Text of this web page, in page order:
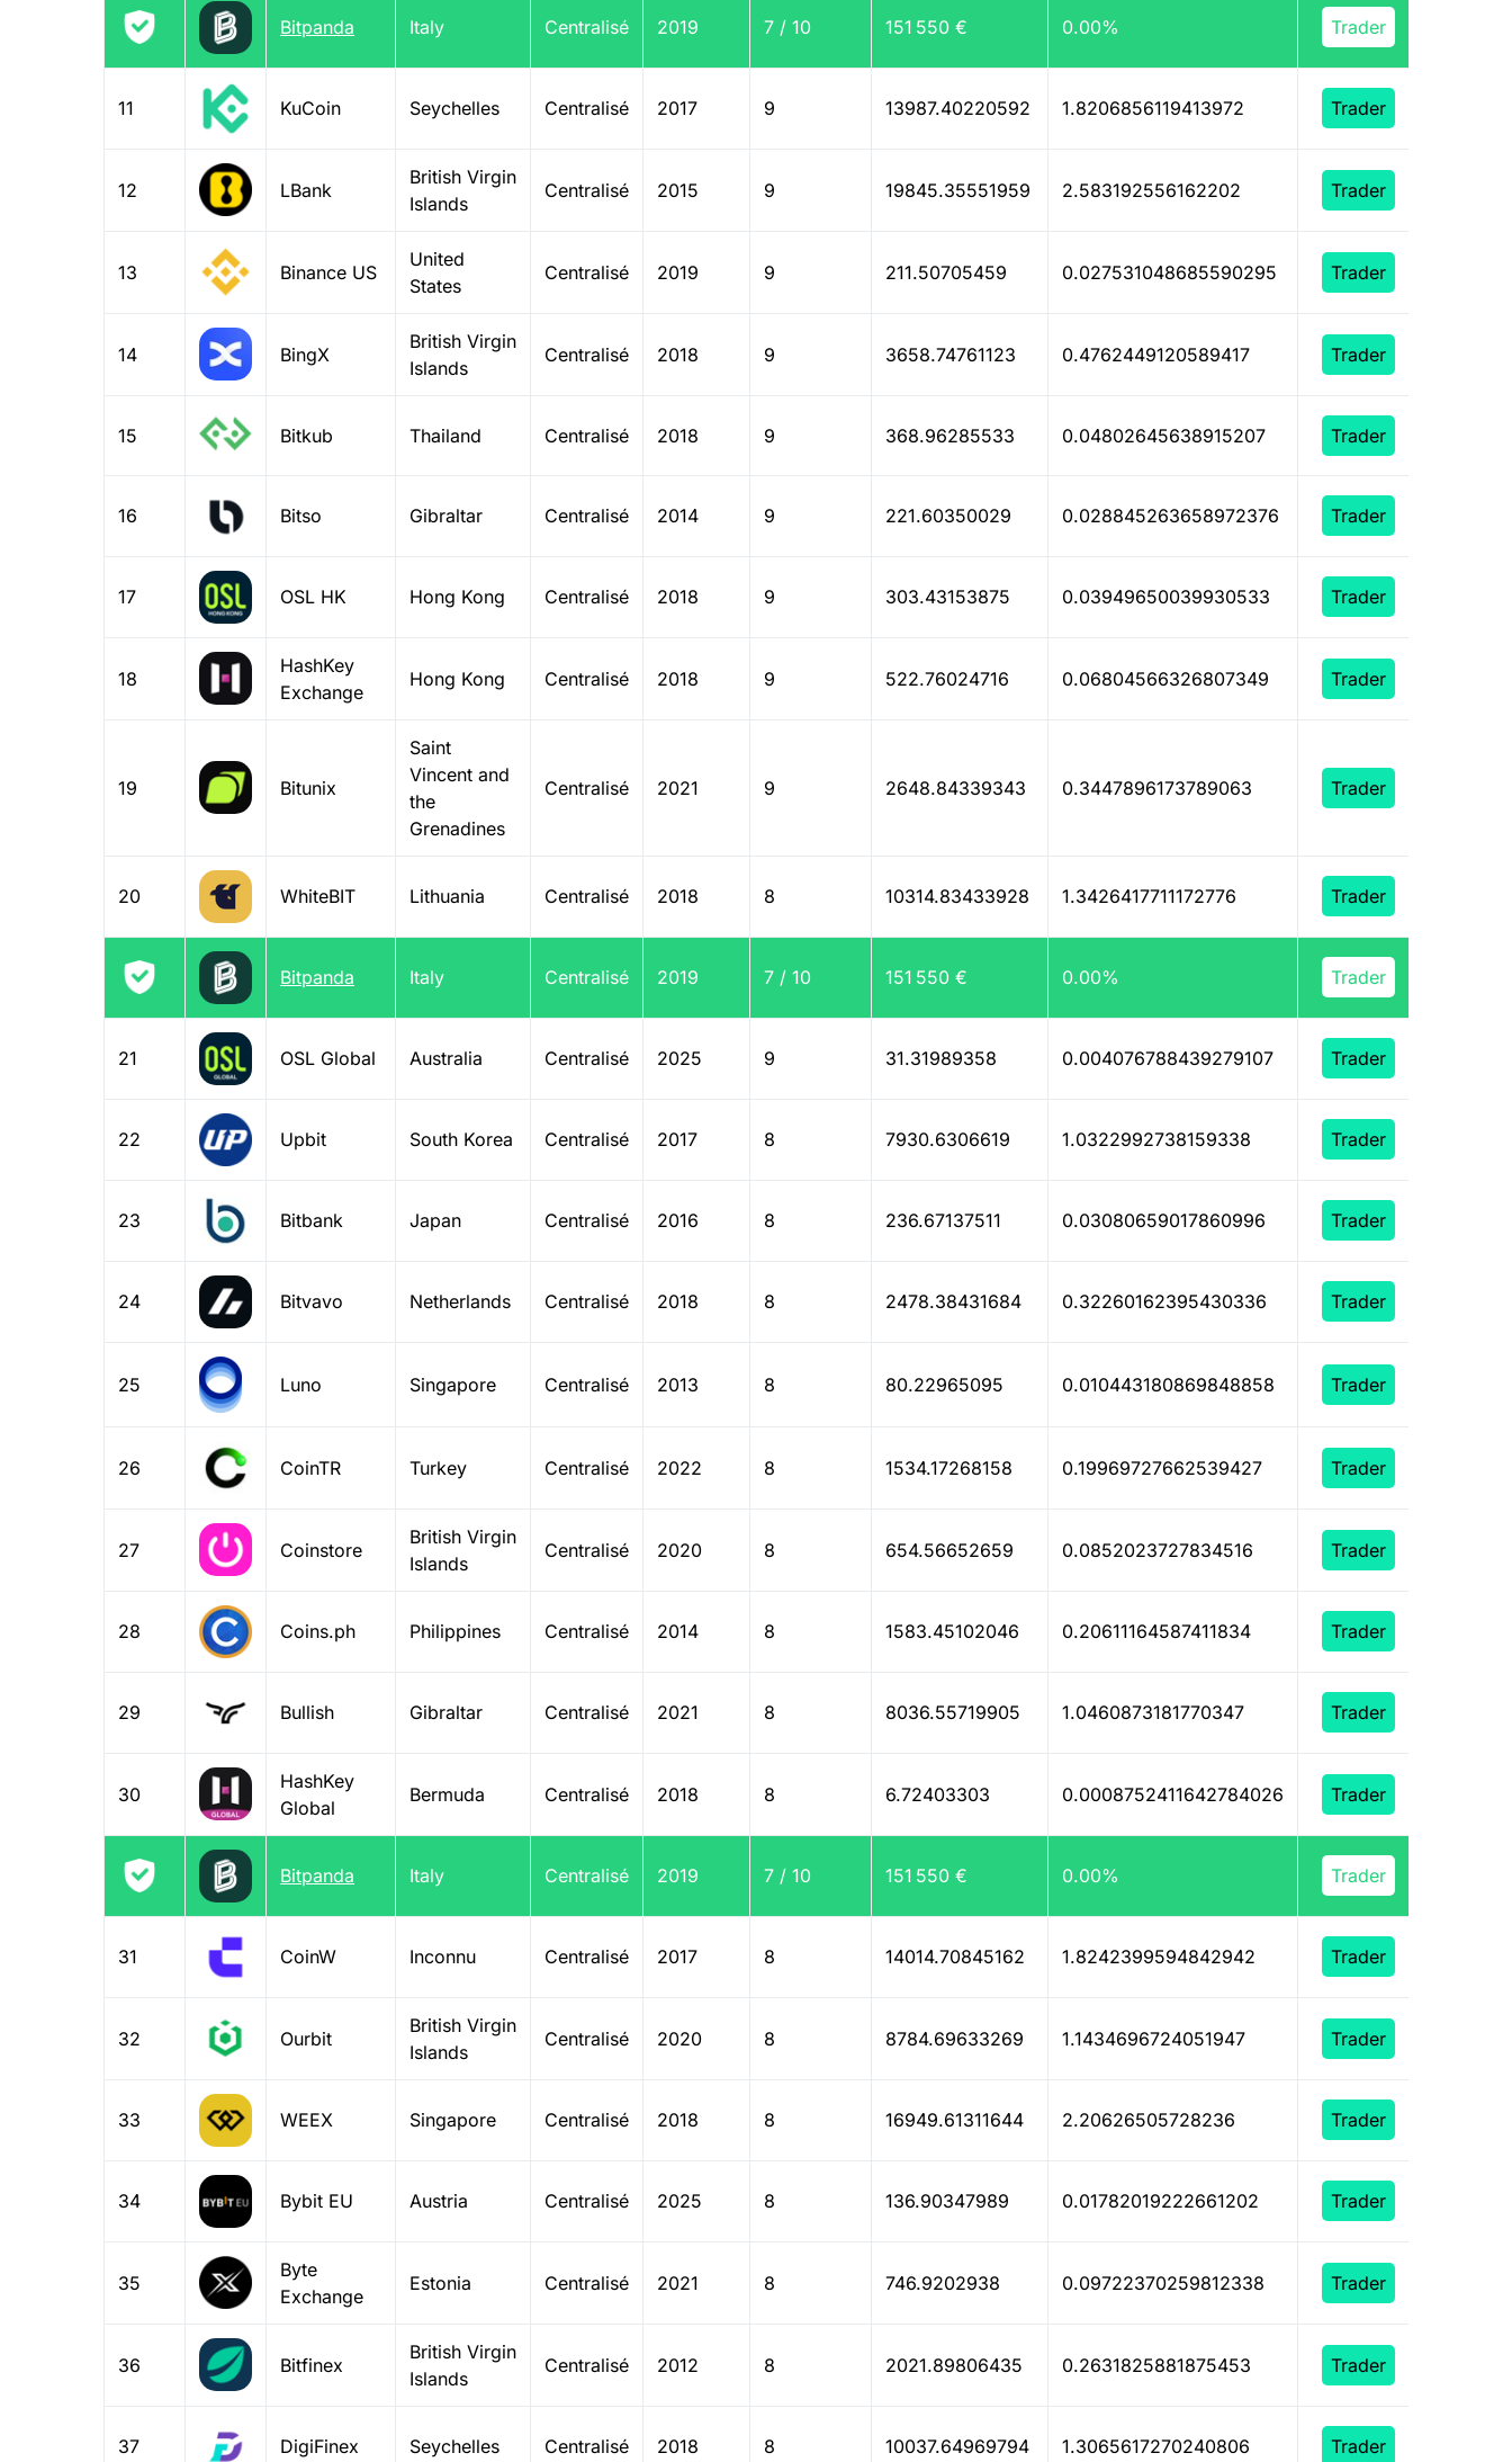
Bitpanda Italy Centralisé 2019 7 / 10 151 550 € 0.00% 309
Trader
11 KuCoin Seychelles Centralisé 2017 9 13987.40220592 1.8206856119413972 Trader
12 LBank
British Virgin
Islands
Centralisé 2015 9 19845.35551959 2.583192556162202 Trader
13 Binance US
United
States
Centralisé 2019 9 211.50705459 0.027531048685590295 Trader
14 BingX
British Virgin
Islands
Centralisé 2018 9 3658.74761123 0.4762449120589417 Trader
15 Bitkub Thailand Centralisé 2018 9 368.96285533 0.04802645638915207 Trader
16 Bitso Gibraltar Centralisé 2014 9 221.60350029 0.028845263658972376 Trader
17 OSL HK Hong Kong Centralisé 2018 9 303.43153875 0.03949650039930533 Trader
18
HashKey
Exchange
Hong Kong Centralisé 2018 9 522.76024716 0.06804566326807349 Trader
19 Bitunix
Saint
Vincent and
the
Grenadines
Centralisé 2021 9 2648.84339343 0.3447896173789063 Trader
20 WhiteBIT Lithuania Centralisé 2018 8 10314.83433928 1.3426417711172776 Trader
Bitpanda Italy Centralisé 2019 7 / 10 151 550 € 0.00% 309
Trader
21 OSL Global Australia Centralisé 2025 9 31.31989358 0.004076788439279107 Trader
22 Upbit South Korea Centralisé 2017 8 7930.6306619 1.0322992738159338 Trader
23 Bitbank Japan Centralisé 2016 8 236.67137511 0.03080659017860996 Trader
24 Bitvavo Netherlands Centralisé 2018 8 2478.38431684 0.32260162395430336 Trader
25 Luno Singapore Centralisé 2013 8 80.22965095 0.010443180869848858 Trader
26 CoinTR Turkey Centralisé 2022 8 1534.17268158 0.19969727662539427 Trader
27 Coinstore
British Virgin
Islands
Centralisé 2020 8 654.56652659 0.0852023727834516 Trader
28 Coins.ph Philippines Centralisé 2014 8 1583.45102046 0.20611164587411834 Trader
29 Bullish Gibraltar Centralisé 2021 8 8036.55719905 1.0460873181770347 Trader
30
HashKey
Global
Bermuda Centralisé 2018 8 6.72403303 0.0008752411642784026 Trader
Bitpanda Italy Centralisé 2019 7 / 10 151 550 € 0.00% 309
Trader
31 CoinW Inconnu Centralisé 2017 8 14014.70845162 1.8242399594842942 Trader
32 Ourbit
British Virgin
Islands
Centralisé 2020 8 8784.69633269 1.1434696724051947 Trader
33 WEEX Singapore Centralisé 2018 8 16949.61311644 2.20626505728236 Trader
34 Bybit EU Austria Centralisé 2025 8 136.90347989 0.01782019222661202 Trader
35
Byte
Exchange
Estonia Centralisé 2021 8 746.9202938 0.09722370259812338 Trader
36 Bitfinex
British Virgin
Islands
Centralisé 2012 8 2021.89806435 0.2631825881875453 Trader
37 DigiFinex Seychelles Centralisé 2018 8 10037.64969794 1.3065617270240806 Trader